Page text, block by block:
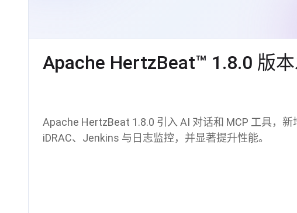
Apache HertzBeat™ 1.8.0 版
Apache HertzBeat 1.8.0 引入 AI 对话和 MCP 工具，新
iDRAC、Jenkins 与日志监控，并显著提升性能。